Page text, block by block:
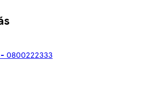
0800222333